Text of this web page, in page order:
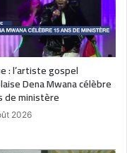
: l’artiste gospel
Dena Mwana célèbre
de ministère
2026